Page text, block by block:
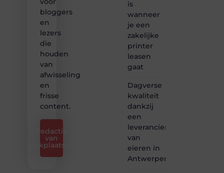
bloggers
en
lezers
die
houden
van
afwisseling
en
frisse
content.
Redactie
van
Linkplaatsen
is
wanneer
je een
zakelijke
printer
leasen
gaat
Dagverse
kwaliteit
dankzij
een
leverancier
van
eieren in
Antwerpen